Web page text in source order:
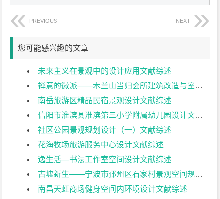
PREVIOUS NEXT
您可能感兴趣的文章
未来主义在景观中的设计应用文献综述
禅意的徽派——木兰山当归会所建筑改造与室内设计（一）文献综述
南岳旅游区精品民宿景观设计文献综述
信阳市淮滨县淮滨第三小学附属幼儿园设计文献综述
社区公园景观规划设计（一）文献综述
花海牧场旅游服务中心设计文献综述
逸生活—书法工作室空间设计文献综述
古墟新生——宁波市鄞州区石家村景观空间规划设计文献综述
南昌天虹商场健身空间内环境设计文献综述